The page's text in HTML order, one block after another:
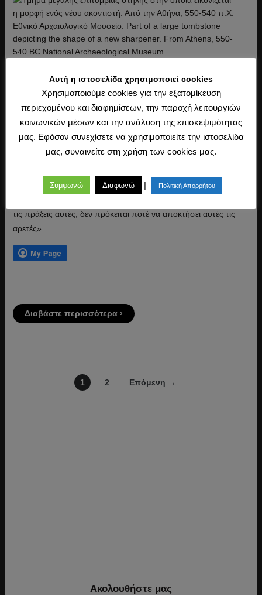
Ο Αριστοτέλης και η σημασία
της ευχαρίστησης και της
δυσαρέσκειας
21 Φεβρουαρίου 2018 απόΘανάσης Μπαντές
στην
Φιλοσοφία
δικαιοσύνης ή […] γίνεται σώφρων από τις επανειλημμένες
τις πράξεις αυτές, δεν πρόκειται ποτέ να αποκτήσει αυτές τις
αρετές».
Διαβάστε περισσότερα ›
1 2 Επόμενη →
Ακολουθήστε μας
Αυτή η ιστοσελίδα χρησιμοποιεί cookies
Χρησιμοποιούμε cookies για την εξατομίκευση
περιεχομένου και διαφημίσεων, την παροχή λειτουργιών
κοινωνικών μέσων και την ανάλυση της επισκεψιμότητας
μας. Εφόσον συνεχίσετε να χρησιμοποιείτε την ιστοσελίδα
μας, συναινείτε στη χρήση των cookies μας.
Συμφωνώ Διαφωνώ | Πολιτική Απορρήτου